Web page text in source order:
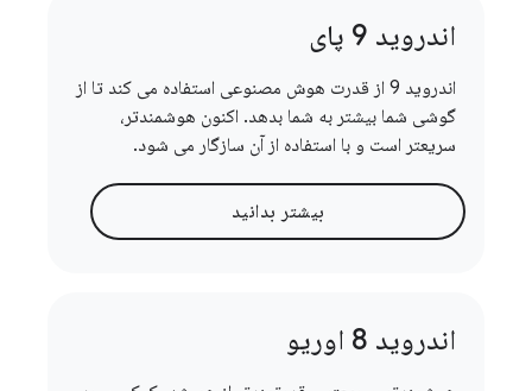
اندروید 9 پای
اندروید 9 از قدرت هوش مصنوعی استفاده می کند تا از
گوشی شما بیشتر به شما بدهد. اکنون هوشمندتر،
سریعتر است و با استفاده از آن سازگار می شود.
بیشتر بدانید
اندروید 8 اوریو